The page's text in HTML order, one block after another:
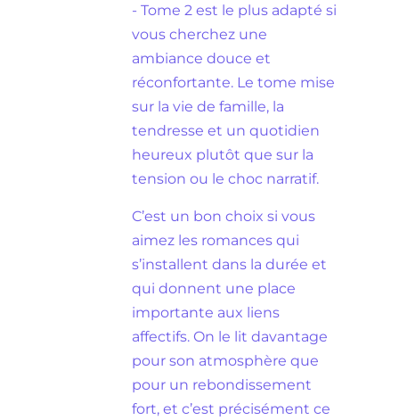
- Tome 2 est le plus adapté si
vous cherchez une
ambiance douce et
réconfortante. Le tome mise
sur la vie de famille, la
tendresse et un quotidien
heureux plutôt que sur la
tension ou le choc narratif.
C’est un bon choix si vous
aimez les romances qui
s’installent dans la durée et
qui donnent une place
importante aux liens
affectifs. On le lit davantage
pour son atmosphère que
pour un rebondissement
fort, et c’est précisément ce